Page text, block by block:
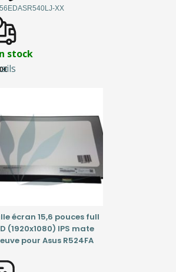
XX
stock
€
écran 15,6 pouces full
(1920x1080) IPS mate
pour Asus R524FA